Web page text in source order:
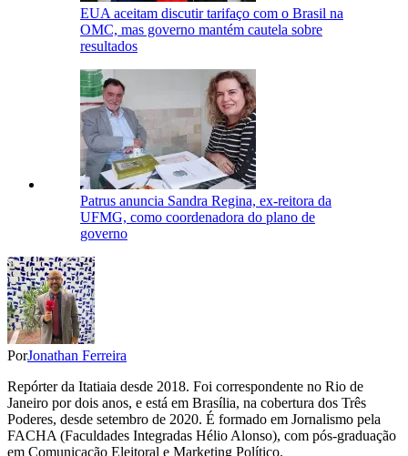
EUA aceitam discutir tarifaço com o Brasil na
OMC, mas governo mantém cautela sobre
resultados
Patrus anuncia Sandra Regina, ex-reitora da
UFMG, como coordenadora do plano de
governo
PorJonathan Ferreira
Repórter da Itatiaia desde 2018. Foi correspondente no Rio de
Janeiro por dois anos, e está em Brasília, na cobertura dos Três
Poderes, desde setembro de 2020. É formado em Jornalismo pela
FACHA (Faculdades Integradas Hélio Alonso), com pós-graduação
em Comunicação Eleitoral e Marketing Político.